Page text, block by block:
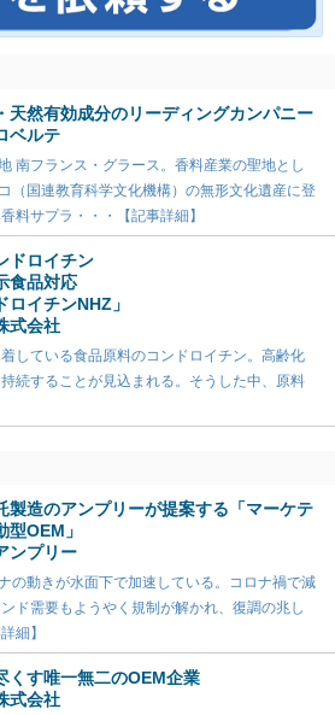
天然有効成分のリーディングカンパニー
ベルテ
南フランス・グラース。香料産業の聖地とし
（国連教育科学文化機構）の無形文化遺産に登
料サプラ・・・【記事詳細】
ドロイチン
食品対応
ロイチンNHZ」
式会社
している食品原料のコンドロイチン。高齢化
続することが見込まれる。そうした中、原料
製造のアンプリーが提案する「マーケテ
型OEM」
ンプリー
の動きが水面下で加速している。コロナ禍で減
ド需要もようやく規制が解かれ、復調の兆し
細】
くす唯一無二のOEM企業
式会社